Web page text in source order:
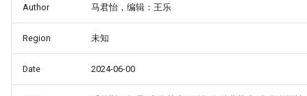
Author 马君怡，编辑：王乐
Region 未知
Date 2024-06-00